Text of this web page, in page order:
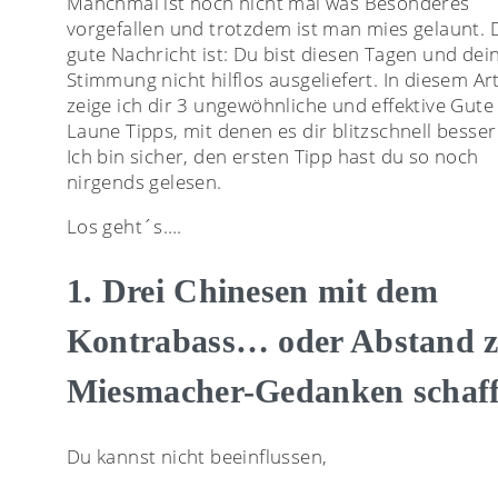
vorgefallen und trotzdem ist man mies gelaunt.
gute Nachricht ist: Du bist diesen Tagen und
Stimmung nicht hilflos ausgeliefert. In diesem
zeige ich dir 3 ungewöhnliche und effektive Gute
Laune Tipps, mit denen es dir blitzschnell
Ich bin sicher, den ersten Tipp hast du so noch
nirgends gelesen.
Los geht´s….
1. Drei Chinesen mit dem
Kontrabass… oder Abstand
Miesmacher-Gedanken
Du kannst nicht beeinflussen,